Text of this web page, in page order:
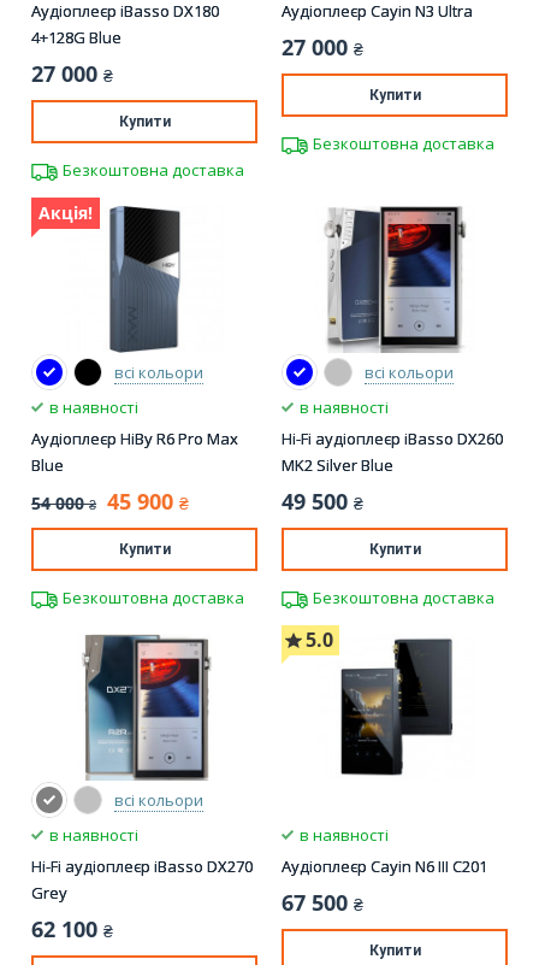
Аудіоплеєр iBasso DX180
4+128G Blue
27 000 ₴
Купити
Безкоштовна доставка
Аудіоплеєр Cayin N3 Ultra
27 000 ₴
Купити
Безкоштовна доставка
Акція!
всі кольори
в наявності
Аудіоплеєр HiBy R6 Pro Max
Blue
54 000 ₴ 45 900 ₴
Купити
Безкоштовна доставка
всі кольори
в наявності
Hi-Fi аудіоплеєр iBasso DX260
MK2 Silver Blue
49 500 ₴
Купити
Безкоштовна доставка
всі кольори
в наявності
Hi-Fi аудіоплеєр iBasso DX270
Grey
62 100 ₴
5.0
в наявності
Аудіоплеєр Cayin N6 III C201
67 500 ₴
Купити